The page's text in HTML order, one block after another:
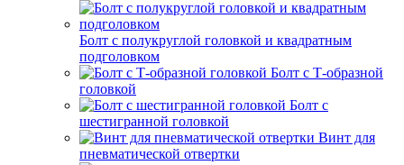
Болт с полукруглой головкой и квадратным
подголовком
Болт с Т-образной
головкой
Болт с
шестигранной головкой
Винт для
пневматической отвертки